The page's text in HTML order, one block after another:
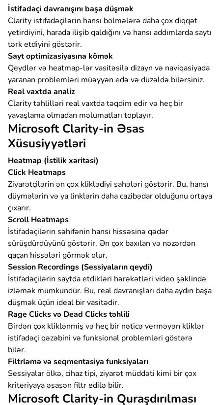
İstifadəçi davranışını başa düşmək
Clarity istifadəçilərin hansı bölmələrə daha çox diqqət
yetirdiyini, harada ilişib qaldığını və hansı addımlarda saytı
tərk etdiyini göstərir.
Sayt optimizasiyasına kömək
Qeydlər və heatmap-lər vasitəsilə dizayn və naviqasiyada
yaranan problemləri müəyyən edə və düzəldə bilərsiniz.
Real vaxtda analiz
Clarity təhlilləri real vaxtda təqdim edir və heç bir
yavaşlama olmadan məlumatları toplayır.
Microsoft Clarity-in Əsas
Xüsusiyyətləri
Heatmap (İstilik xəritəsi)
Click Heatmaps
Ziyarətçilərin ən çox kliklədiyi sahələri göstərir. Bu, hansı
düymələrin və ya linklərin daha cazibədar olduğunu ortaya
çıxarır.
Scroll Heatmaps
İstifadəçilərin səhifənin hansı hissəsinə qədər
sürüşdürdüyünü göstərir. Ən çox baxılan və nəzərdən
qaçan hissələri görmək olur.
Session Recordings (Sessiyaların qeydi)
İstifadəçilərin saytda etdikləri hərəkətləri video şəklində
izləmək mümkündür. Bu, real davranışları daha aydın başa
düşmək üçün ideal bir vasitədir.
Rage Clicks və Dead Clicks təhlili
Birdən çox kliklənmiş və heç bir nəticə verməyən kliklər
istifadəçi qəzəbini və funksional problemləri göstərə
bilər.
Filtrləmə və seqmentasiya funksiyaları
Sessiyalar ölkə, cihaz tipi, ziyarət müddəti kimi bir çox
kriteriyaya əsasən filtr edilə bilir.
Microsoft Clarity-in Quraşdırılması